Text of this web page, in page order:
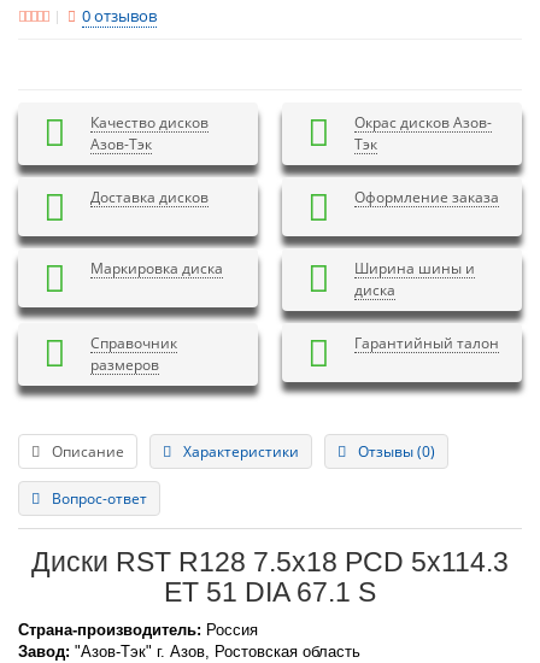
0 отзывов
Качество дисков
Азов-Тэк
Окрас дисков Азов-
Тэк
Доставка дисков Оформление заказа
Маркировка диска
Ширина шины и
диска
Справочник
размеров
Гарантийный талон
Описание Характеристики Отзывы (0)
Вопрос-ответ
Диски RST R128 7.5x18 PCD 5x114.3
ET 51 DIA 67.1 S
Страна-производитель: Россия
Завод: "Азов-Тэк" г. Азов, Ростовская область